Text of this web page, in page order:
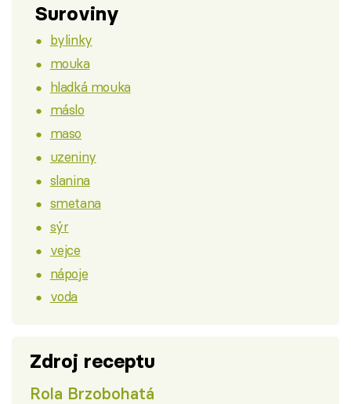
Suroviny
bylinky
mouka
hladká mouka
máslo
maso
uzeniny
slanina
smetana
sýr
vejce
nápoje
voda
Zdroj receptu
Rola Brzobohatá